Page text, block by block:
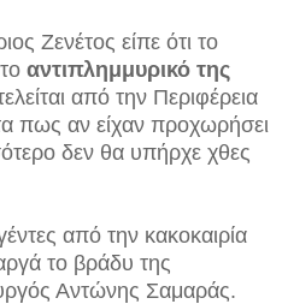
Ζενέτος είπε ότι το
αντιπλημμυρικό της
από την Περιφέρεια
πως αν είχαν προχωρήσει
δεν θα υπήρχε χθες
από την κακοκαιρία
το βράδυ της
Αντώνης Σαμαράς.